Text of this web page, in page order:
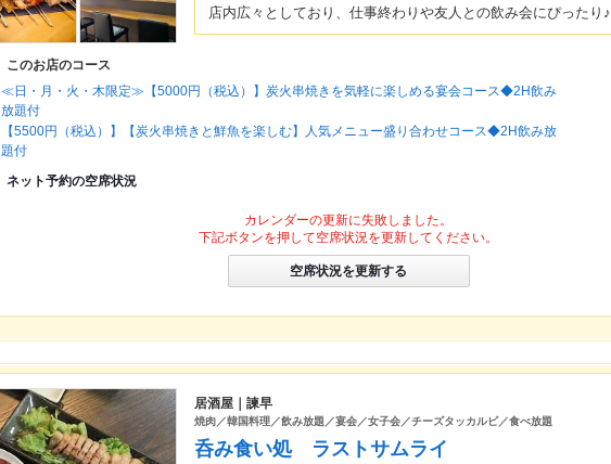
店内広々としており、仕事終わりや友人との飲み会にぴったり♪
このお店のコース
≪日・月・火・木限定≫【5000円（税込）】炭火串焼きを気軽に楽しめる宴会コース◆2H飲み
放題付
【5500円（税込）】【炭火串焼きと鮮魚を楽しむ】人気メニュー盛り合わせコース◆2H飲み放
題付
ネット予約の空席状況
カレンダーの更新に失敗しました。
下記ボタンを押して空席状況を更新してください。
空席状況を更新する
居酒屋｜諫早
焼肉／韓国料理／飲み放題／宴会／女子会／チーズタッカルビ／食べ放題
呑み食い処 ラストサムライ